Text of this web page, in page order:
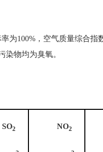
为100% ，空气质量综合指
染物均为臭氧。
SO2 NO2